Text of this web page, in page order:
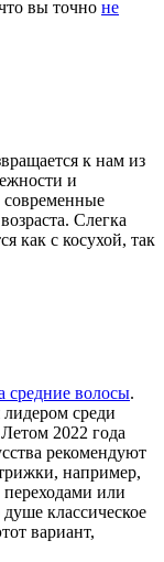
вы точно не
к нам из
и
современные
Слегка
как с косухой, так
средние волосы.
среди
2022 года
рекомендуют
например,
переходами или
классическое
вариант,